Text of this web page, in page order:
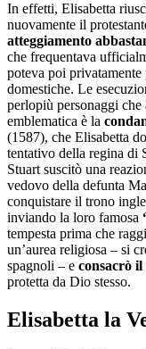
In effetti, Elisabetta
nuovamente il
atteggiamento
che frequentava
poteva poi
domestiche. Le
perlopiù personaggi
emblematica è la
(1587), che Elisabetta
tentativo della regina di
Stuart suscitò una
vedovo della defunta
conquistare il trono
inviando la loro famosa
tempesta prima che
un’aurea religiosa – si
spagnoli – e consacrò
protetta da Dio stesso.
Elisabetta la